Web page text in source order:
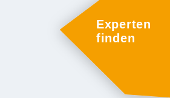
Experten
finden